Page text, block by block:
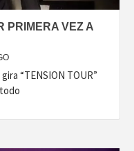
PRIMERA VEZ A
“TENSION TOUR”